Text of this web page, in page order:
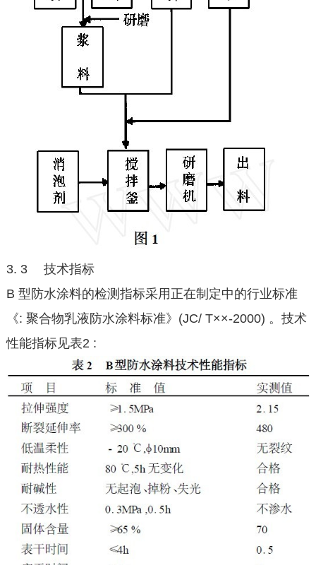
3. 3 技术指标
B 型防水涂料的检测指标采用正在制定中的行业标准
《: 聚合物乳液防水涂料标准》(JC/ T××-2000) 。技术
性能指标见表2 :